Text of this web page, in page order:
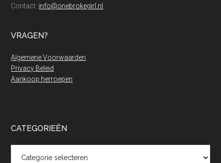
Contact: info@onebrokegirl.nl
VRAGEN?
Algemene Voorwaarden
Privacy Beleid
Aankoop herroepen
CATEGORIEËN